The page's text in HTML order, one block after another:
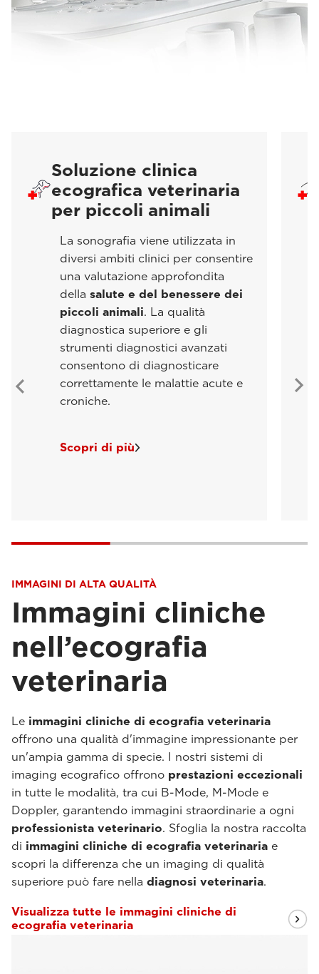
Soluzione clinica
ecografica veterinaria
per piccoli animali
La sonografia viene utilizzata in
diversi ambiti clinici per consentire
una valutazione approfondita
della salute e del benessere dei
piccoli animali. La qualità
diagnostica superiore e gli
strumenti diagnostici avanzati
consentono di diagnosticare
correttamente le malattie acute e
croniche.
Scopri di più
IMMAGINI DI ALTA QUALITÀ
Immagini cliniche
nell’ecografia
veterinaria
Le immagini cliniche di ecografia veterinaria
offrono una qualità d'immagine impressionante per
un'ampia gamma di specie. I nostri sistemi di
imaging ecografico offrono prestazioni eccezionali
in tutte le modalità, tra cui B-Mode, M-Mode e
Doppler, garantendo immagini straordinarie a ogni
professionista veterinario. Sfoglia la nostra raccolta
di immagini cliniche di ecografia veterinaria e
scopri la differenza che un imaging di qualità
superiore può fare nella diagnosi veterinaria.
Visualizza tutte le immagini cliniche di
ecografia veterinaria